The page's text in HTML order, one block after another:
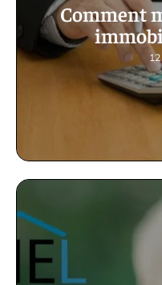
Comment